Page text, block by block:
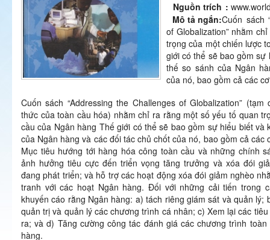
Nguồn trích :
Mô tả ngắn:Cuốn sách
of Globalization” nhằm
trọng của một chiến lược
giới có thể sẽ bao gồm sự
thế so sánh của Ngân
của nó, bao gồm cả các
Cuốn sách “Addressing the Challenges of Globalization”
thức của toàn cầu hóa) nhằm chỉ ra rằng một số yếu tố quan
cầu của Ngân hàng Thế giới có thể sẽ bao gồm sự hiểu biết và
của Ngân hàng và các đối tác chủ chốt của nó, bao gồm cả các
Mục tiêu hướng tới hàng hóa công toàn cầu và những chính
ảnh hưởng tiêu cực đến triển vọng tăng trưởng và xóa đói
đang phát triển; và hỗ trợ các hoạt động xóa đói giảm nghèo
tranh với các hoạt Ngân hàng. Đối với những cải tiến trong
khuyến cáo rằng Ngân hàng: a) tách riêng giám sát và quản lý;
quản trị và quản lý các chương trình cá nhân; c) Xem lại các
ra; và d) Tăng cường công tác đánh giá các chương trình
hàng.